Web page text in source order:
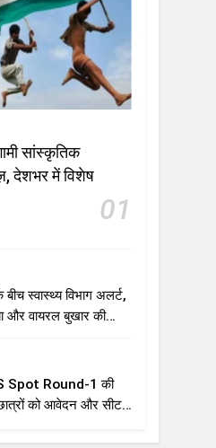
सांस्कृतिक
देशभर में विशेष
01
बीच स्वास्थ्य विभाग अलर्ट,
और वायरल बुखार की
Spot Round-1 की
को आवेदन और सीट